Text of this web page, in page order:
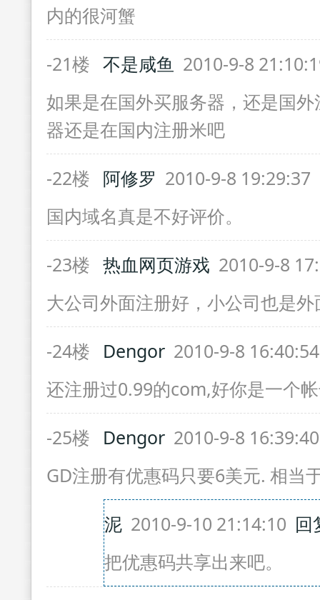
内的很河蟹
-21楼 不是咸鱼 2010-9-8
如果是在国外买服务器，还是国
器还是在国内注册米吧
-22楼 阿修罗 2010-9-8 19:29:37
国内域名真是不好评价。
-23楼 热血网页游戏 2010-9-8
大公司外面注册好，小公司也是
-24楼
Dengor 2010-9-8
还注册过0.99的com,好你是一个
-25楼
Dengor 2010-9-8
GD注册有优惠码只要6美元. 相当
泥 2010-9-10 21:14:10 回
把优惠码共享出来吧。